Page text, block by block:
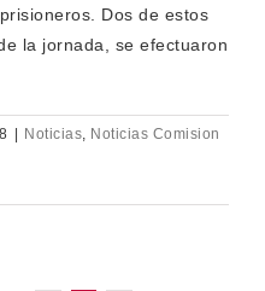
Dos de estos
la jornada, se efectuaron
Noticias, Noticias Comision